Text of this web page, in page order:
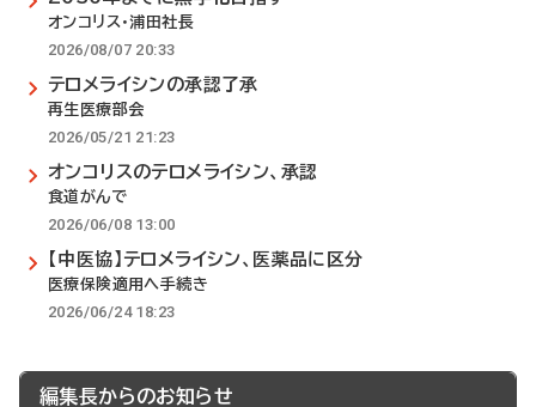
オンコリス・浦田社長
2026/08/07 20:33
テロメライシンの承認了承
再生医療部会
2026/05/21 21:23
オンコリスのテロメライシン、承認
食道がんで
2026/06/08 13:00
【中医協】テロメライシン、医薬品に区分
医療保険適用へ手続き
2026/06/24 18:23
編集長からのお知らせ